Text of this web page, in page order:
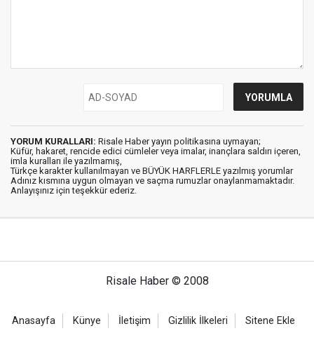
YORUM KURALLARI: Risale Haber yayın politikasına uymayan;
Küfür, hakaret, rencide edici cümleler veya imalar, inançlara saldırı içeren,
imla kuralları ile yazılmamış,
Türkçe karakter kullanılmayan ve BÜYÜK HARFLERLE yazılmış yorumlar
Adınız kısmına uygun olmayan ve saçma rumuzlar onaylanmamaktadır.
Anlayışınız için teşekkür ederiz.
Risale Haber © 2008
Anasayfa Künye İletişim Gizlilik İlkeleri Sitene Ekle